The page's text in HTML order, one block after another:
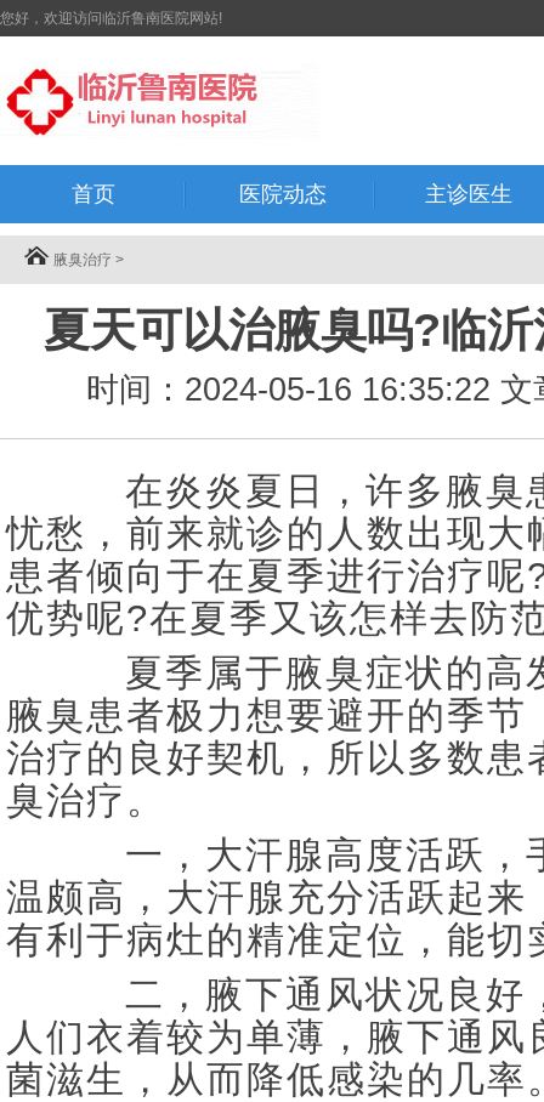
您好，欢迎访问临沂鲁南医院网站!
首页 医院动态 主诊医生
腋臭治疗 >
夏天可以治腋臭吗?临
时间：2024-05-16 16:35:22
在炎炎夏日，许多腋臭
忧愁，前来就诊的人数出现
患者倾向于在夏季进行治疗
优势呢?在夏季又该怎样去防
夏季属于腋臭症状的高
腋臭患者极力想要避开的季
治疗的良好契机，所以多数
臭治疗。
一，大汗腺高度活跃，
温颇高，大汗腺充分活跃起
有利于病灶的精准定位，能切
二，腋下通风状况良好
人们衣着较为单薄，腋下通
菌滋生，从而降低感染的几率